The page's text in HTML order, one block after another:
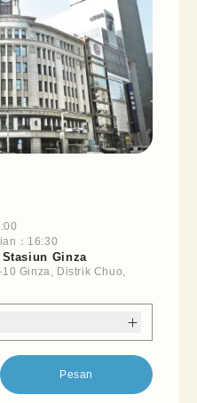
： 16:30
Ginza
Ginza, Distrik Chuo,
Pesan